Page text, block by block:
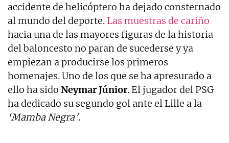
accidente de helicóptero ha dejado consternado
al mundo del deporte. Las muestras de cariño
hacia una de las mayores figuras de la historia
del baloncesto no paran de sucederse y ya
empiezan a producirse los primeros
homenajes. Uno de los que se ha apresurado a
ello ha sido Neymar Júnior. El jugador del PSG
ha dedicado su segundo gol ante el Lille a la
‘Mamba Negra’.